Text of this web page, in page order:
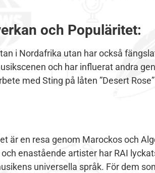
och Populäritet:
i Nordafrika utan har också
och har influerat andra
med Sting på låten ”Desert
är en resa genom Marockos och
enastående artister har RAI
universella språk. För dem